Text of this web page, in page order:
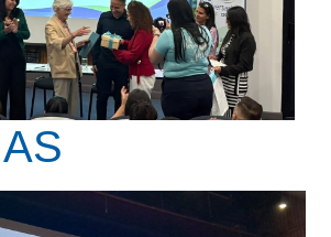
la conferencia ...